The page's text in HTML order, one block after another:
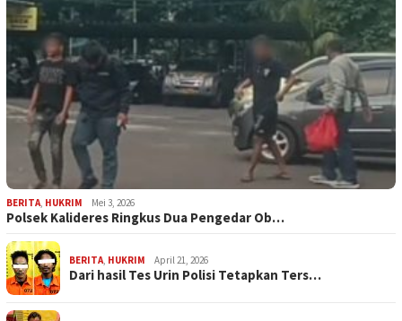
BERITA HUKRIM Mei 3, 2026
Polsek Kalideres Ringkus Dua Pengedar Ob…
BERITA HUKRIM April 21, 2026
Dari hasil Tes Urin Polisi Tetapkan Ters…